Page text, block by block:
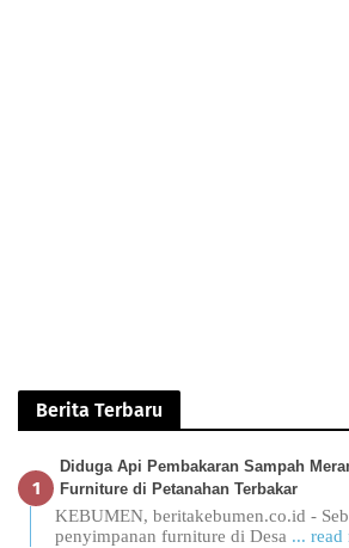
Berita Terbaru
Diduga Api Pembakaran Sampah
Furniture di Petanahan Terbakar
KEBUMEN, beritakebumen.co.id -
penyimpanan furniture di Desa ... read